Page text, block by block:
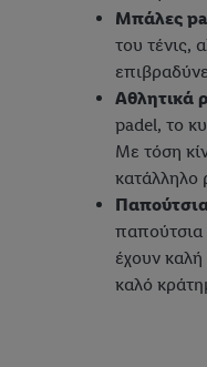
Μπάλες
του τένις,
Αθλητικά
padel, το
Με τόση
κατάλληλο
παπούτσια
έχουν καλή
καλό